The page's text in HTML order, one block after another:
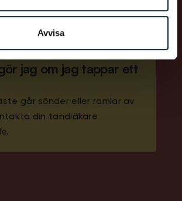
Avvisa
gör jag om jag tappar ett
går sönder eller ramlar av
din tandläkare